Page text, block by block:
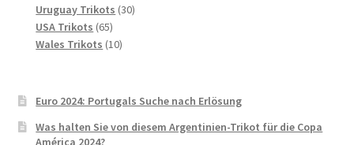
Uruguay Trikots 3030
USA Trikots 6565
Produkte
Wales Trikots 1010
Euro 2024: Portugals Suche nach Erlösung
Was halten Sie von diesem Argentinien-Trikot für die Copa
América 2024?